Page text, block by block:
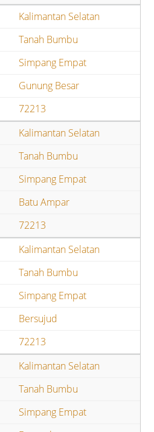
Kalimantan Selatan
Tanah Bumbu
Simpang Empat
Gunung Besar
72213
Kalimantan Selatan
Tanah Bumbu
Simpang Empat
Batu Ampar
72213
Kalimantan Selatan
Tanah Bumbu
Simpang Empat
Bersujud
72213
Kalimantan Selatan
Tanah Bumbu
Simpang Empat